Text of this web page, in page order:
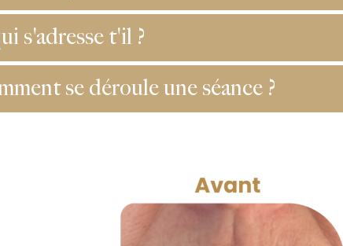
s'adresse t'il ?
se déroule une séance ?